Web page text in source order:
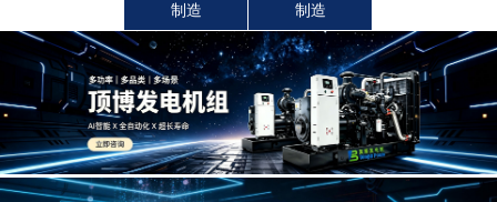
制造 制造